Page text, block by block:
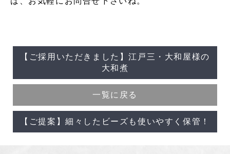
【ご採用いただきました】江戸三・大和屋様の
大和煮
一覧に戻る
【ご提案】細々したビーズも使いやすく保管！